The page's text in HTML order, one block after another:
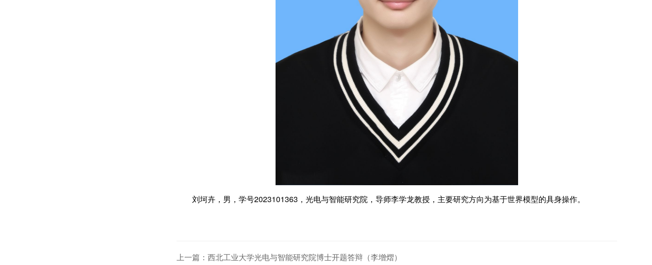
刘坷卉，男，学号2023101363，光电与智能研究院，导师李学龙教授，主要研究方向为基于世界模型的具身操作。
上一篇：西北工业大学光电与智能研究院博士开题答辩（李增熠）